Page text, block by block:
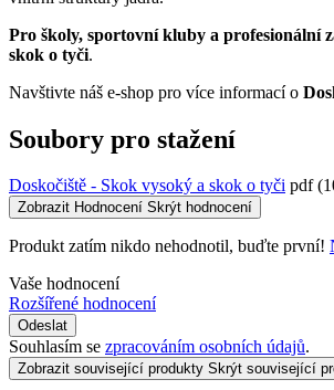
Pro školy, sportovní kluby a profesionální
skok o tyči.
Navštivte náš e-shop pro více informací o
Soubory pro stažení
Doskočiště - Skok vysoký a skok o tyči pdf
Zobrazit Hodnocení Skrýt hodnocení
Produkt zatím nikdo nehodnotil, buďte první!
Vaše hodnocení
Rozšířené hodnocení
Odeslat
Souhlasím se zpracováním osobních údajů.
Zobrazit související produkty Skrýt související